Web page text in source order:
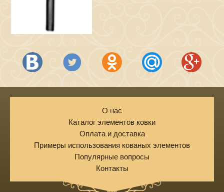
О нас
Каталог элементов ковки
Оплата и доставка
Примеры использования кованых элементов
Популярные вопросы
Контакты